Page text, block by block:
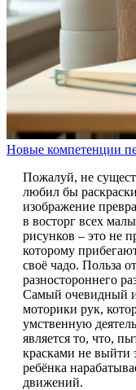
Новые компетенции
Пожалуй, не
любил бы
изображение
в восторг всех
рисунков – это не
которому
своё чадо. Польза
разностороннего
Самый очевидный
моторики рук,
умственную
является то, что,
красками не выйти
ребёнка
движений.